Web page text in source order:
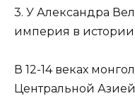
3. У Александра
империя в истории
В 12-14 веках
Центральной